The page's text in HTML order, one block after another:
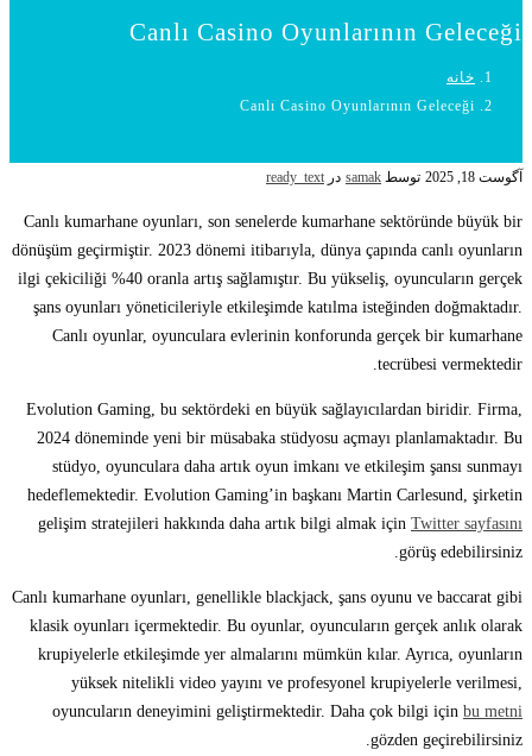
Canlı Casino Oyunlarının Geleceği
خانه
Canlı Casino Oyunlarının Geleceği
آگوست 18, 2025 توسط samak در ready_text
Canlı kumarhane oyunları, son senelerde kumarhane sektöründe büyük bir
dönüşüm geçirmiştir. 2023 dönemi itibarıyla, dünya çapında canlı oyunların
ilgi çekiciliği %40 oranla artış sağlamıştır. Bu yükseliş, oyuncuların gerçek
şans oyunları yöneticileriyle etkileşimde katılma isteğinden doğmaktadır.
Canlı oyunlar, oyunculara evlerinin konforunda gerçek bir kumarhane
tecrübesi vermektedir.
Evolution Gaming, bu sektördeki en büyük sağlayıcılardan biridir. Firma,
2024 döneminde yeni bir müsabaka stüdyosu açmayı planlamaktadır. Bu
stüdyo, oyunculara daha artık oyun imkanı ve etkileşim şansı sunmayı
hedeflemektedir. Evolution Gaming’in başkanı Martin Carlesund, şirketin
gelişim stratejileri hakkında daha artık bilgi almak için Twitter sayfasını
görüş edebilirsiniz.
Canlı kumarhane oyunları, genellikle blackjack, şans oyunu ve baccarat gibi
klasik oyunları içermektedir. Bu oyunlar, oyuncuların gerçek anlık olarak
krupiyelerle etkileşimde yer almalarını mümkün kılar. Ayrıca, oyunların
yüksek nitelikli video yayını ve profesyonel krupiyelerle verilmesi,
oyuncuların deneyimini geliştirmektedir. Daha çok bilgi için bu metni
gözden geçirebilirsiniz.